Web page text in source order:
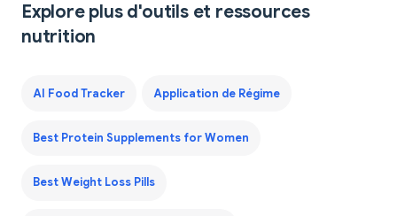
Explore plus d'outils et ressources
nutrition
AI Food Tracker Application de Régime
Best Protein Supplements for Women
Best Weight Loss Pills